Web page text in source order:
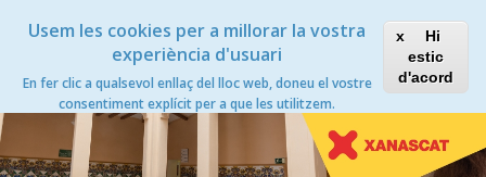
Usem les cookies per a millorar la vostra
experiència d'usuari
En fer clic a qualsevol enllaç del lloc web, doneu el vostre
consentiment explícit per a que les utilitzem.
Hi
estic
d'acord
Toggle
Xanascat
Toggle
navigation
Albergs